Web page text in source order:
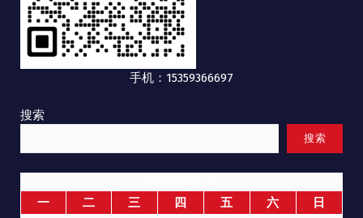
手机：15359366697
搜索
搜索
一
二 三 四 五 六 日